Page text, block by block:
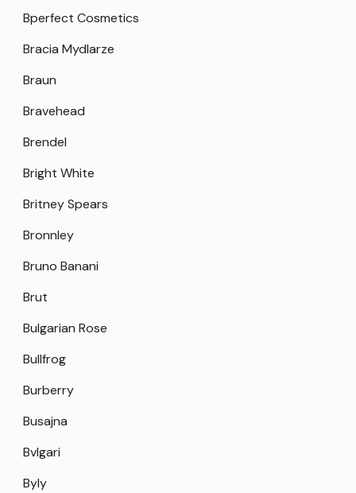
Bperfect Cosmetics
Bracia Mydlarze
Braun
Bravehead
Brendel
Bright White
Britney Spears
Bronnley
Bruno Banani
Brut
Bulgarian Rose
Bullfrog
Burberry
Busajna
Bvlgari
Byly